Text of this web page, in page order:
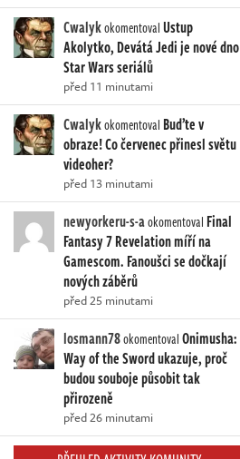
CwalykokomentovalUstup
Akolytko, Devátá Jedi je nové dno
Star Wars seriálů
před 11 minutami
Cwalykokomentoval Buďte v
obraze! Co červenec přinesl světu
videoher?
před 13 minutami
newyorkeru-s-aokomentoval Final
Fantasy 7 Revelation míří na
Gamescom. Fanoušci se dočkají
nových záběrů
před 25 minutami
losmann78okomentovalOnimusha:
Way of the Sword ukazuje, proč
budou souboje působit tak
přirozeně
před 26 minutami